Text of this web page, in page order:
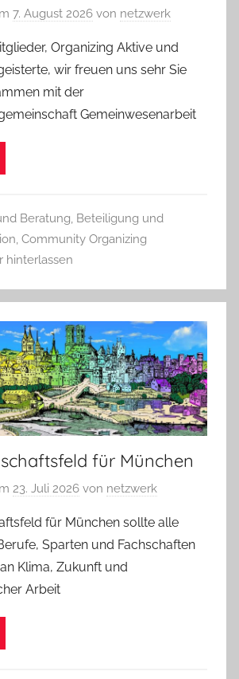
7. August 2026 von netzwerk
Organizing Aktive und
wir freuen uns sehr Sie
mit der
Gemeinwesenarbeit
Beratung Beteiligung und
Community Organizing
hinterlassen
für München
23. Juli 2026 von netzwerk
für München sollte alle
Sparten und Fachschaften
Klima, Zukunft und
Arbeit